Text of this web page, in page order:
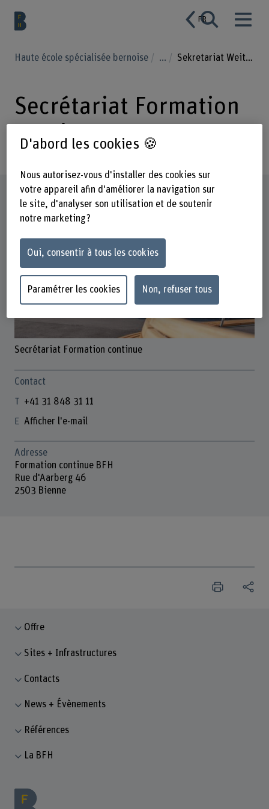
FR
Haute école spécialisée bernoise ... Sekretariat Weiterbildung
Secrétariat Formation
continue
Profil
Secrétariat Formation continue
Contact
+41 31 848 31 11
Afficher l'e-mail
Adresse
Formation continue BFH
Rue d'Aarberg 46
2503 Bienne
Offre
Sites + Infrastructures
Contacts
News + Évènements
Références
La BFH
D'abord les cookies 🍪
Nous autorisez-vous d'installer des cookies sur
votre appareil afin d'améliorer la navigation sur
le site, d'analyser son utilisation et de soutenir
notre marketing ?
Oui, consentir à tous les cookies
Paramétrer les cookies Non, refuser tous